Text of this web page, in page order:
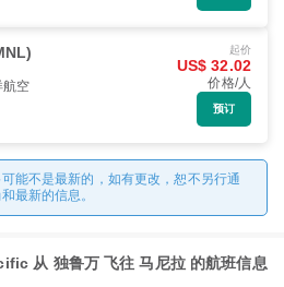
航空
起价
US$ 32.02
价格/人
预订
能不是最新的，如有更改，恕不另行通
最新的信息。
从 独鲁万 飞往 马尼拉 的航班信息